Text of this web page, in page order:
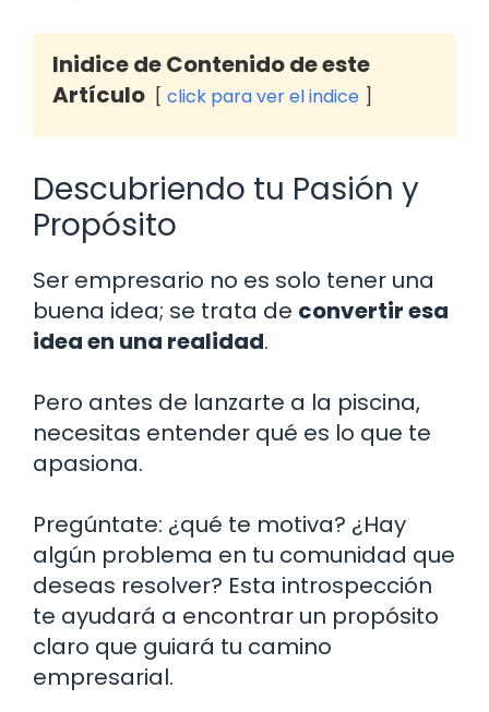
Inidice de Contenido de este
Artículo
click para ver el indice
Descubriendo tu Pasión y
Propósito
Ser empresario no es solo tener una
buena idea; se trata de convertir esa
idea en una realidad.
Pero antes de lanzarte a la piscina,
necesitas entender qué es lo que te
apasiona.
Pregúntate: ¿qué te motiva? ¿Hay
algún problema en tu comunidad que
deseas resolver? Esta introspección
te ayudará a encontrar un propósito
claro que guiará tu camino
empresarial.